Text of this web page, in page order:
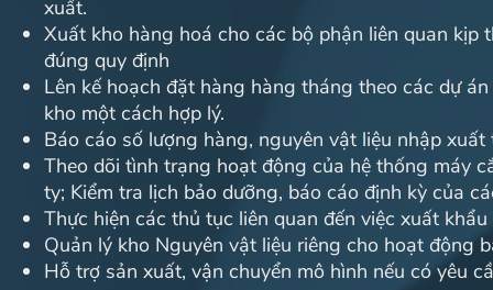
xuất.
Xuất kho hàng hoá cho các bộ phận liên quan
đúng quy định
Lên kế hoạch đặt hàng hàng tháng theo các dự
kho một cách hợp lý.
Báo cáo số lượng hàng, nguyên vật liệu nhập xuất
Theo dõi tình trạng hoạt động của hệ thống máy
ty; Kiểm tra lịch bảo dưỡng, báo cáo định kỳ của
Thực hiện các thủ tục liên quan đến việc xuất
Quản lý kho Nguyên vật liệu riêng cho hoạt động
Hỗ trợ sản xuất, vận chuyển mô hình nếu có yêu